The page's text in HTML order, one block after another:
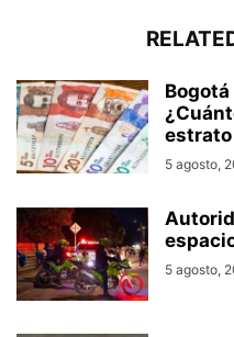
estrato
5 agosto,
5 agosto,